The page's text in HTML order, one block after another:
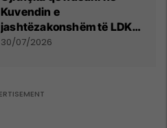
Kuvendin e
jashtëzakonshëm të LDK-
së
30/07/2026